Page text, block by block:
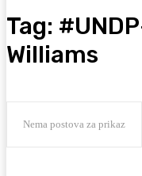
Tag:
Williams
Nema postova za prikaz